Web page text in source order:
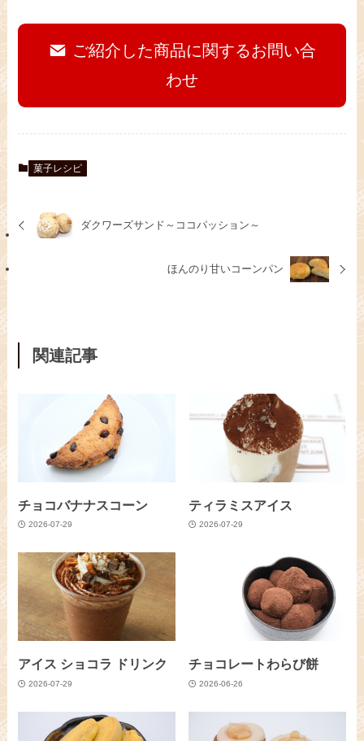
ご紹介した商品に関するお問い合
わせ
菓子レシピ
ダクワーズサンド～ココパッション～
ほんのり甘いコーンパン
関連記事
チョコバナナスコーン
2026-07-29
ティラミスアイス
2026-07-29
アイス ショコラ ドリンク
2026-07-29
チョコレートわらび餅
2026-06-26